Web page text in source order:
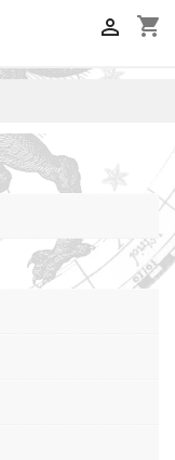
shopping_cart
